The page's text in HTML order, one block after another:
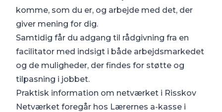
komme, som du er, og arbejde med det, der
giver mening for dig.
Samtidig får du adgang til rådgivning fra en
facilitator med indsigt i både arbejdsmarkedet
og de muligheder, der findes for støtte og
tilpasning i jobbet.
Praktisk information om netværket i Risskov
Netværket foregår hos Lærernes a-kasse i